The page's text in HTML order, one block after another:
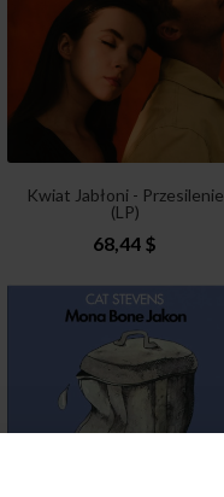
Kwiat Jabłoni - Przesilenie
(LP)
68,44 $